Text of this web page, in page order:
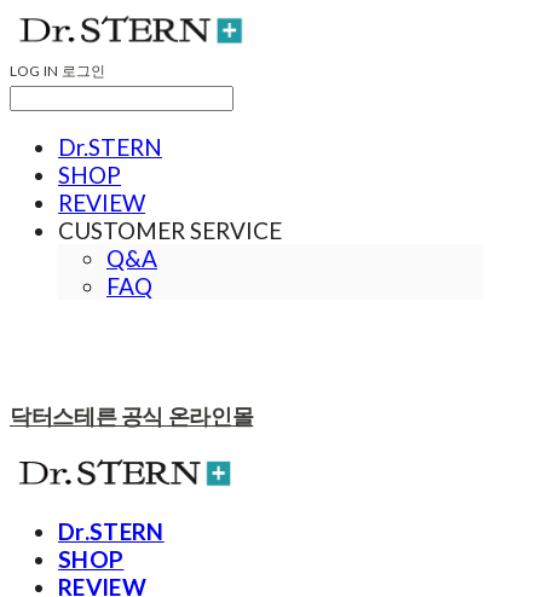
LOG IN 로그인
Dr.STERN
SHOP
REVIEW
CUSTOMER SERVICE
Q&A
FAQ
닥터스테른 공식 온라인몰
Dr.STERN
SHOP
REVIEW